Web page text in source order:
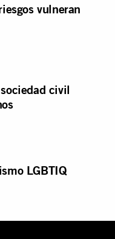
vulneran
civil
LGBTIQ